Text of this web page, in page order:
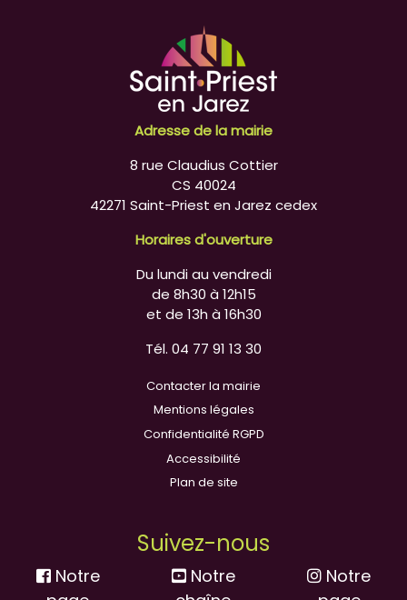
Adresse de la mairie
8 rue Claudius Cottier
CS 40024
42271 Saint-Priest en Jarez cedex
Horaires d'ouverture
Du lundi au vendredi
de 8h30 à 12h15
et de 13h à 16h30
Tél. 04 77 91 13 30
Contacter la mairie
Mentions légales
Confidentialité RGPD
Accessibilité
Plan de site
Suivez-nous
Notre
Notre
Notre